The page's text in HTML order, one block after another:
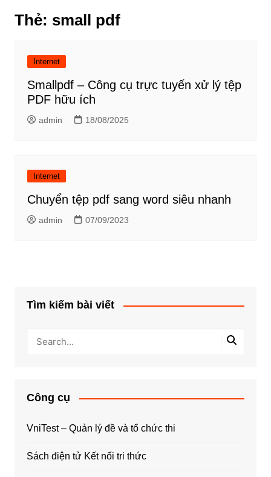
Thẻ: small pdf
Internet
Smallpdf – Công cụ trực tuyến xử lý tệp
PDF hữu ích
admin 18/08/2025
Internet
Chuyển tệp pdf sang word siêu nhanh
admin 07/09/2023
Tìm kiếm bài viết
Công cụ
VniTest – Quản lý đề và tổ chức thi
Sách điện tử Kết nối tri thức